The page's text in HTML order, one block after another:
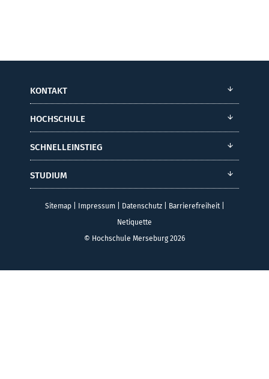
KONTAKT
HOCHSCHULE
SCHNELLEINSTIEG
STUDIUM
Sitemap| Impressum| Datenschutz| Barrierefreiheit|
Netiquette
© Hochschule Merseburg 2026